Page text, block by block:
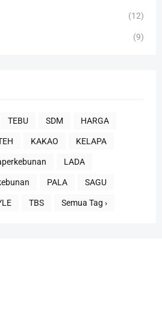
(12)
(9)
TEBU SDM HARGA
KAKAO KELAPA
LADA
PALA SAGU
TBS Semua Tag ›